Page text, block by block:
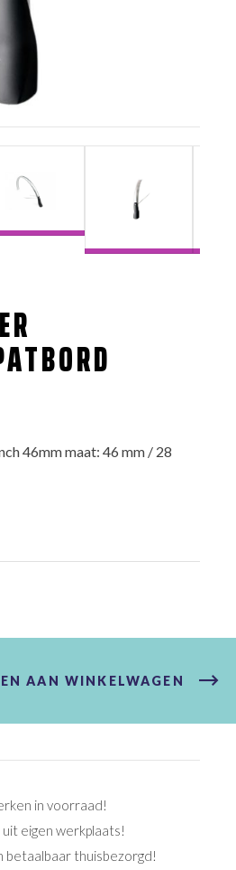
46mm maat: 46 mm / 28
AAN WINKELWAGEN
in voorraad!
eigen werkplaats!
betaalbaar thuisbezorgd!